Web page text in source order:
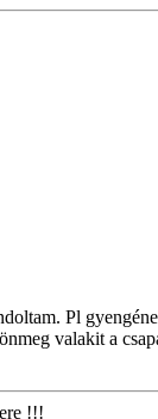
Pl
valakit a
!!!